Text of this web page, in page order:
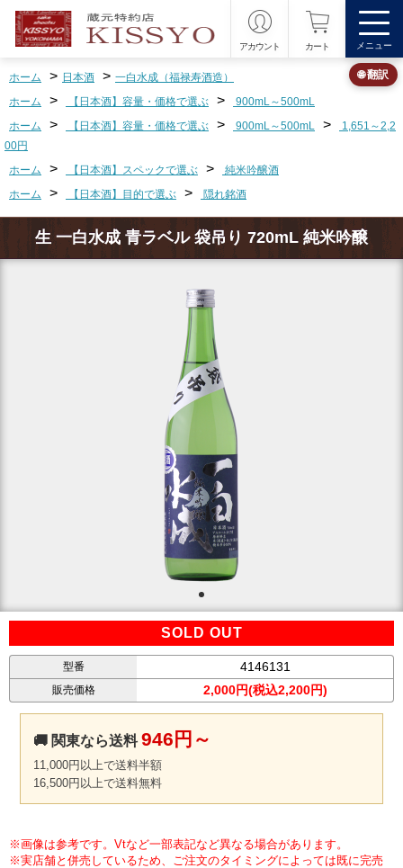
アカウント カート メニュー
ホーム > 日本酒 > 一白水成（福禄寿酒造）
ホーム
> 【日本酒】容量・価格で選ぶ >
900mL～500mL
ホーム
> 【日本酒】容量・価格で選ぶ > 900mL～500mL >
1,651～2,2
00円
ホーム
> 【日本酒】スペックで選ぶ >
純米吟醸酒
ホーム
> 【日本酒】目的で選ぶ > 隠れ銘酒
生 一白水成 青ラベル 袋吊り 720mL 純米吟醸
SOLD OUT
型番 4146131
販売価格 2,000円(税込2,200円)
🚚 関東なら送料946円～
11,000円以上で送料半額
16,500円以上で送料無料
※画像は参考です。Vtなど一部表記など異なる場合があります。
※実店舗と併売しているため、ご注文のタイミングによっては既に完売
🌐 翻訳